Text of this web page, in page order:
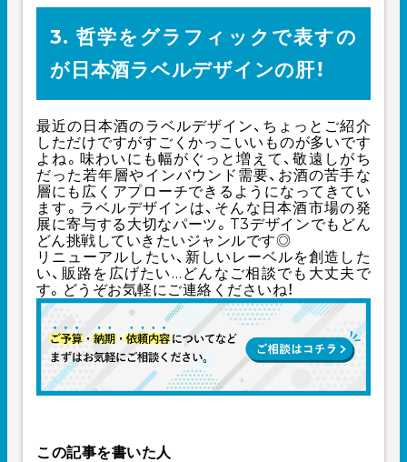
3. 哲学をグラフィックで表すの
が日本酒ラベルデザインの肝！
最近の日本酒のラベルデザイン、ちょっとご紹介
しただけですがすごくかっこいいものが多いです
よね。味わいにも幅がぐっと増えて、敬遠しがち
だった若年層やインバウンド需要、お酒の苦手な
層にも広くアプローチできるようになってきてい
ます。ラベルデザインは、そんな日本酒市場の発
展に寄与する大切なパーツ。T3デザインでもどん
どん挑戦していきたいジャンルです◎
リニューアルしたい、新しいレーベルを創造した
い、販路を広げたい…どんなご相談でも大丈夫で
す。どうぞお気軽にご連絡くださいね！
この記事を書いた人